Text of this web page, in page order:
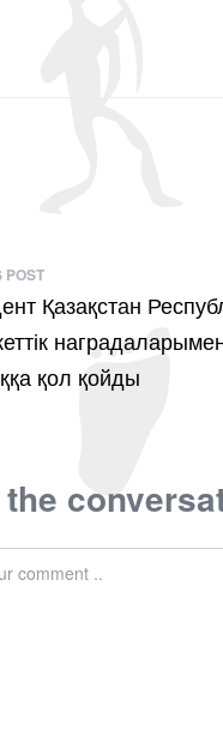
POST
Қазақстан
қол қойды